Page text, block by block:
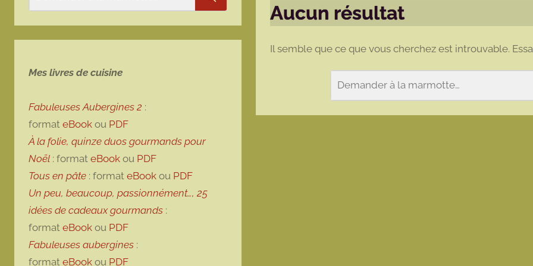
Aucun résultat
Il semble que ce que vous cherchez est introuvable.
Rechercher
Mes livres de cuisine
Fabuleuses Aubergines 2 :
format eBook ou PDF
À la folie, quinze duos gourmands pour
Noël : format eBook ou PDF
Tous en pâte : format eBook ou PDF
Un peu, beaucoup, passionnément…, 25
idées de cadeaux gourmands :
format eBook ou PDF
Fabuleuses aubergines :
format eBook ou PDF